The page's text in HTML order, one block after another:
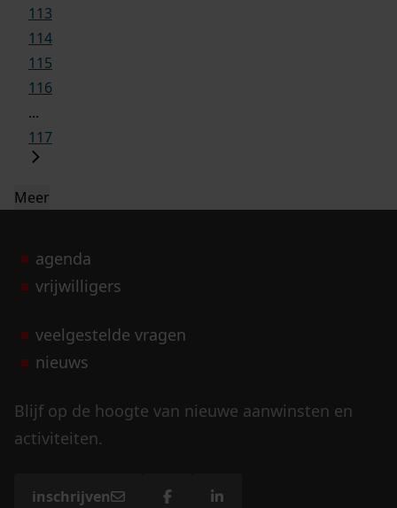
113
114
115
116
...
117
Meer
agenda
vrijwilligers
veelgestelde vragen
nieuws
Blijf op de hoogte van nieuwe aanwinsten en
activiteiten.
inschrijven